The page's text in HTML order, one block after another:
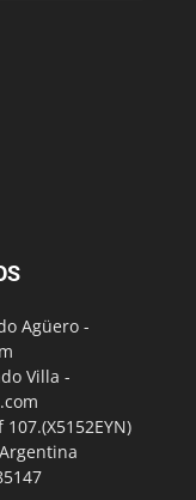
Agüero -
Villa -